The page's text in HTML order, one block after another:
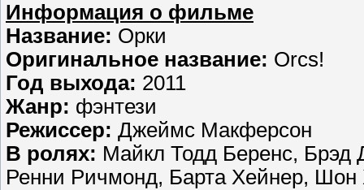
Информация о фильме
Название: Орки
Оригинальное название: Orcs!
Год выхода: 2011
Жанр: фэнтези
Режиссер: Джеймс Макферсон
В ролях: Майкл Тодд Беренс,
Ренни Ричмонд, Барта Хейнер,